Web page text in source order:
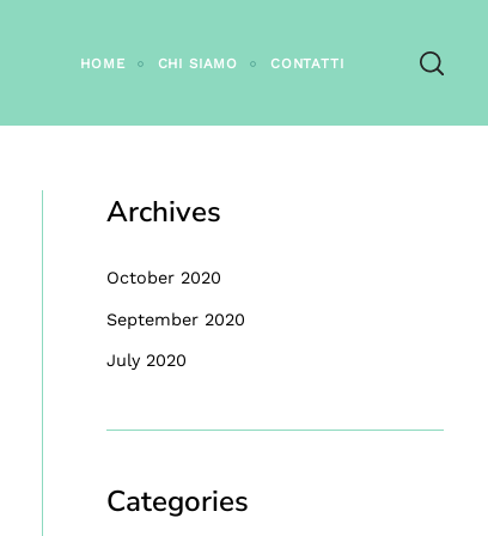
HOME CHI SIAMO CONTATTI
Archives
October 2020
September 2020
July 2020
Categories